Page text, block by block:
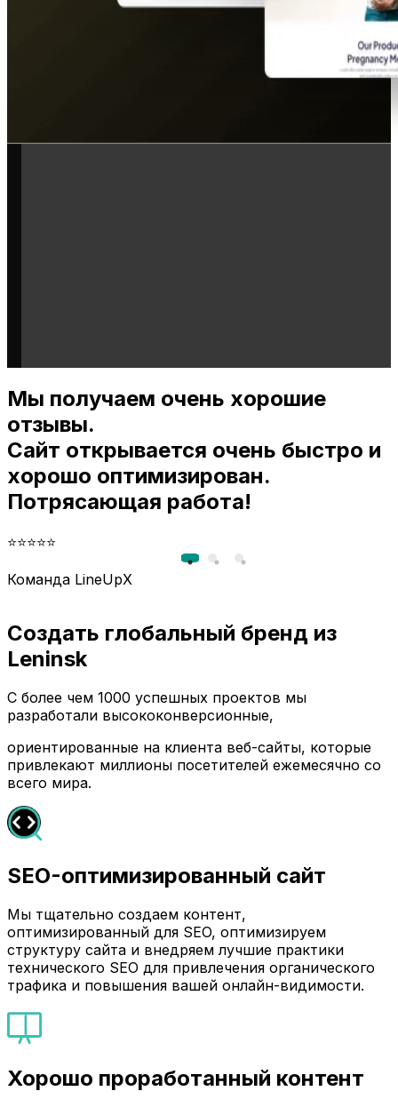
Мы получаем очень хорошие
отзывы.
Сайт открывается очень быстро и
хорошо оптимизирован.
Потрясающая работа!
⭐⭐⭐⭐⭐
Команда LineUpX
Создать глобальный бренд из
Leninsk
С более чем 1000 успешных проектов мы
разработали высококонверсионные,
ориентированные на клиента веб-сайты, которые
привлекают миллионы посетителей ежемесячно со
всего мира.
SEO-оптимизированный сайт
Мы тщательно создаем контент,
оптимизированный для SEO, оптимизируем
структуру сайта и внедряем лучшие практики
технического SEO для привлечения органического
трафика и повышения вашей онлайн-видимости.
Хорошо проработанный контент